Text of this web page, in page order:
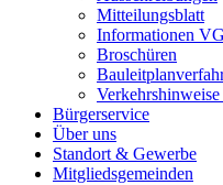
Mitteilungsblatt
Informationen VG
Broschüren
Bürgerservice
Über uns
Standort & Gewerbe
Mitgliedsgemeinden